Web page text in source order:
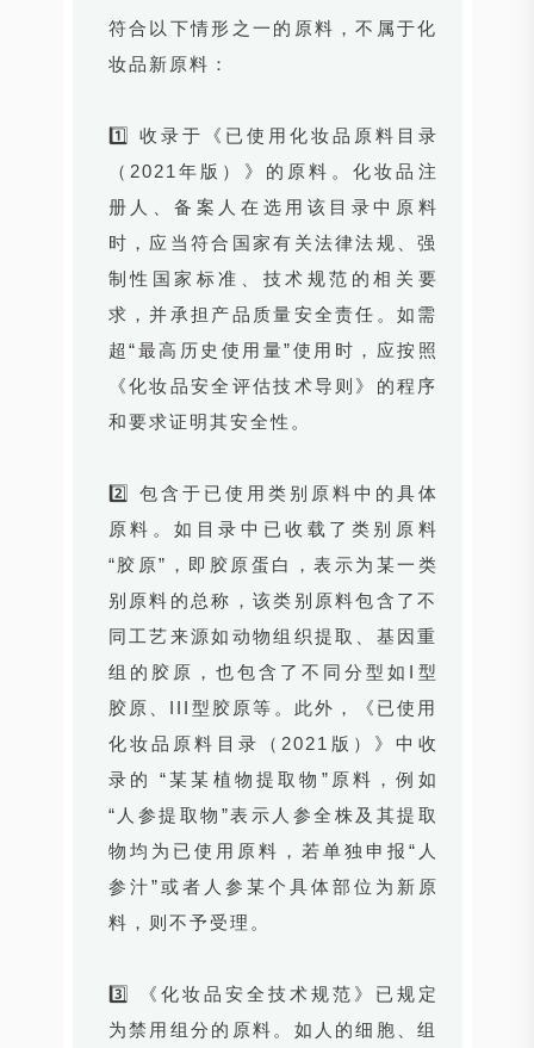
符合以下情形之一的原料，不属于化
妆品新原料：
1️⃣ 收录于《已使用化妆品原料目录
（2021年版）》的原料。化妆品注
册人、备案人在选用该目录中原料
时，应当符合国家有关法律法规、强
制性国家标准、技术规范的相关要
求，并承担产品质量安全责任。如需
超“最高历史使用量”使用时，应按照
《化妆品安全评估技术导则》的程序
和要求证明其安全性。
2️⃣ 包含于已使用类别原料中的具体
原料。如目录中已收载了类别原料
“胶原”，即胶原蛋白，表示为某一类
别原料的总称，该类别原料包含了不
同工艺来源如动物组织提取、基因重
组的胶原，也包含了不同分型如I型
胶原、III型胶原等。此外，《已使用
化妆品原料目录（2021版）》中收
录的 “某某植物提取物”原料，例如
“人参提取物”表示人参全株及其提取
物均为已使用原料，若单独申报“人
参汁”或者人参某个具体部位为新原
料，则不予受理。
3️⃣ 《化妆品安全技术规范》已规定
为禁用组分的原料。如人的细胞、组